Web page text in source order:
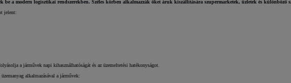
be a modern logisztikai rendszerekben. Széles körben alkalmazzák őket áruk kiszállítására szupermarketek, üzletek és különböző
jelent:
a járművek napi kihasználhatóságát és az üzemeltetési hatékonyságot.
alkalmazásával a járművek: